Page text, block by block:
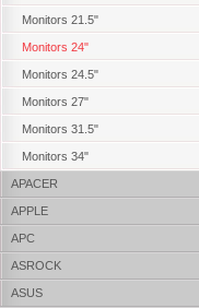
Monitors 21.5"
Monitors 24"
Monitors 24.5"
Monitors 27"
Monitors 31.5"
Monitors 34"
APACER
APPLE
APC
ASROCK
ASUS